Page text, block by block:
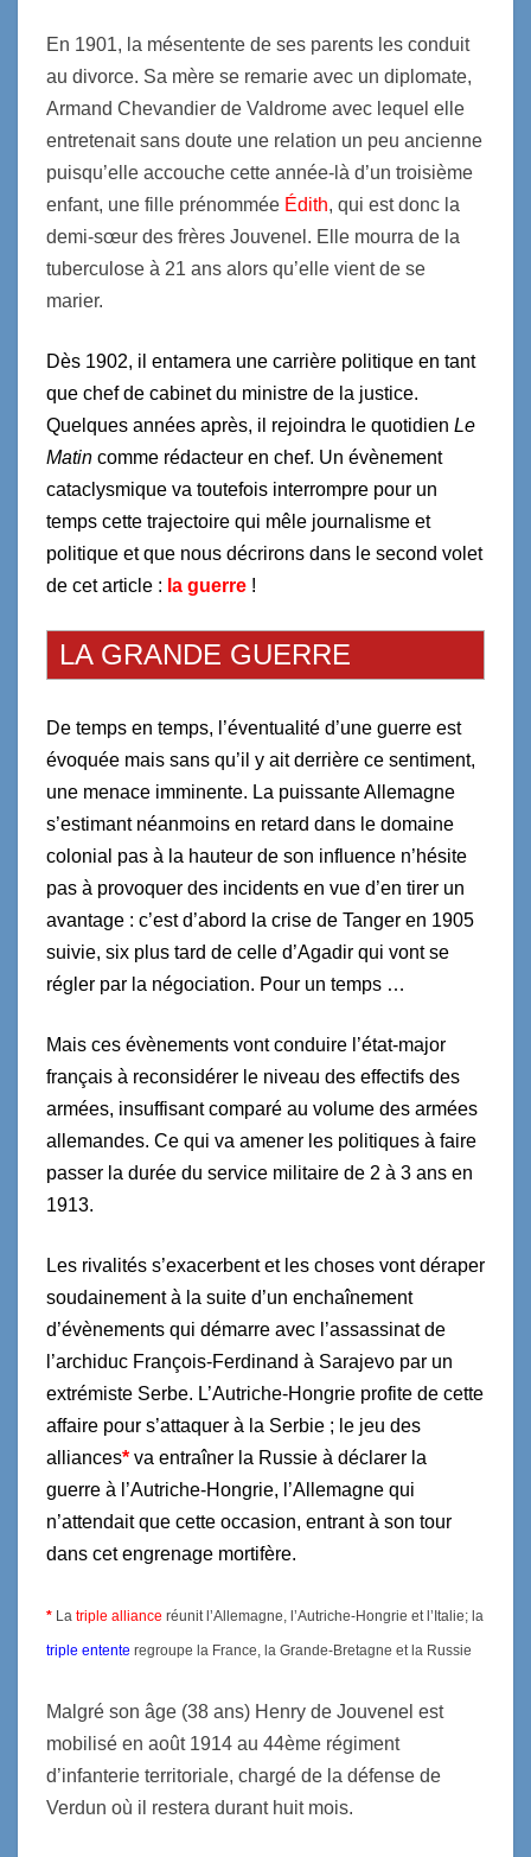
En 1901, la mésentente de ses parents les conduit
au divorce. Sa mère se remarie avec un diplomate,
Armand Chevandier de Valdrome avec lequel elle
entretenait sans doute une relation un peu ancienne
puisqu’elle accouche cette année-là d’un troisième
enfant, une fille prénommée Édith, qui est donc la
demi-sœur des frères Jouvenel. Elle mourra de la
tuberculose à 21 ans alors qu’elle vient de se
marier.
Dès 1902, il entamera une carrière politique en tant
que chef de cabinet du ministre de la justice.
Quelques années après, il rejoindra le quotidien Le
Matin comme rédacteur en chef. Un évènement
cataclysmique va toutefois interrompre pour un
temps cette trajectoire qui mêle journalisme et
politique et que nous décrirons dans le second volet
de cet article : la guerre !
LA GRANDE GUERRE
De temps en temps, l’éventualité d’une guerre est
évoquée mais sans qu’il y ait derrière ce sentiment,
une menace imminente. La puissante Allemagne
s’estimant néanmoins en retard dans le domaine
colonial pas à la hauteur de son influence n’hésite
pas à provoquer des incidents en vue d’en tirer un
avantage : c’est d’abord la crise de Tanger en 1905
suivie, six plus tard de celle d’Agadir qui vont se
régler par la négociation. Pour un temps …
Mais ces évènements vont conduire l’état-major
français à reconsidérer le niveau des effectifs des
armées, insuffisant comparé au volume des armées
allemandes. Ce qui va amener les politiques à faire
passer la durée du service militaire de 2 à 3 ans en
1913.
Les rivalités s’exacerbent et les choses vont déraper
soudainement à la suite d’un enchaînement
d’évènements qui démarre avec l’assassinat de
l’archiduc François-Ferdinand à Sarajevo par un
extrémiste Serbe. L’Autriche-Hongrie profite de cette
affaire pour s’attaquer à la Serbie ; le jeu des
alliances* va entraîner la Russie à déclarer la
guerre à l’Autriche-Hongrie, l’Allemagne qui
n’attendait que cette occasion, entrant à son tour
dans cet engrenage mortifère.
* La triple alliance réunit l’Allemagne, l’Autriche-Hongrie et l’Italie; la
triple entente regroupe la France, la Grande-Bretagne et la Russie
Malgré son âge (38 ans) Henry de Jouvenel est
mobilisé en août 1914 au 44ème régiment
d’infanterie territoriale, chargé de la défense de
Verdun où il restera durant huit mois.